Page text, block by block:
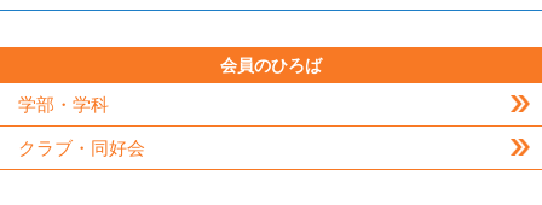
会員のひろば
学部・学科
クラブ・同好会